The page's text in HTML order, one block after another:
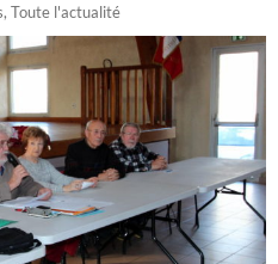
, Toute l'actualité